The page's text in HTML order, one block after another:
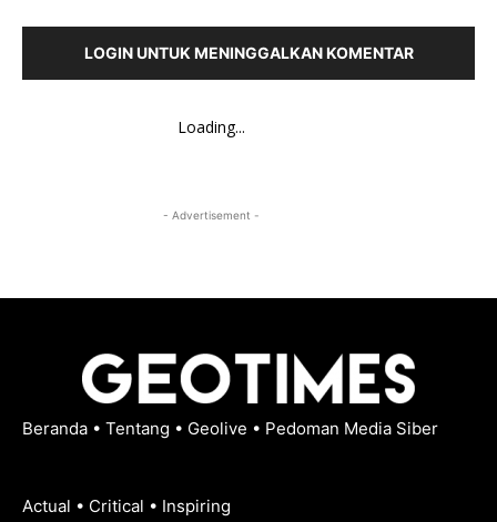
LOGIN UNTUK MENINGGALKAN KOMENTAR
Loading...
- Advertisement -
Beranda • Tentang • Geolive • Pedoman Media Siber
Actual • Critical • Inspiring